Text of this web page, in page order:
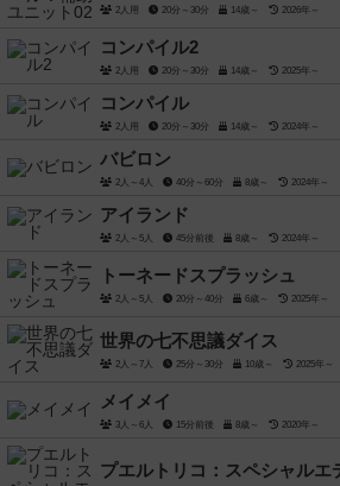
2人用 20分～30分 14歳～ 2026年～
コンパイル2
2人用 20分～30分 14歳～ 2025年～
コンパイル
2人用 20分～30分 14歳～ 2024年～
バビロン
2人～4人 40分～60分 8歳～ 2024年～
アイランド
2人～5人 45分前後 8歳～ 2024年～
トーネードスプラッシュ
2人～5人 20分～40分 6歳～ 2025年～
世界の七不思議ダイス
2人～7人 25分～30分 10歳～ 2025年～
メイメイ
3人～6人 15分前後 8歳～ 2020年～
プエルトリコ：スペシャルエ